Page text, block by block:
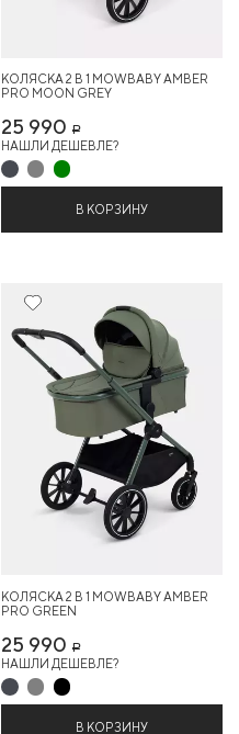
КОЛЯСКА 2 В 1 MOWBABY AMBER
PRO MOON GREY
25 990 Р
НАШЛИ ДЕШЕВЛЕ?
В КОРЗИНУ
Новинка
КОЛЯСКА 2 В 1 MOWBABY AMBER
PRO GREEN
25 990 Р
НАШЛИ ДЕШЕВЛЕ?
В КОРЗИНУ